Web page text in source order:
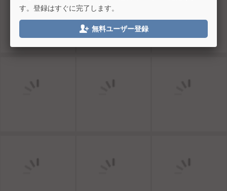
す。登録はすぐに完了します。
 無料ユーザー登録